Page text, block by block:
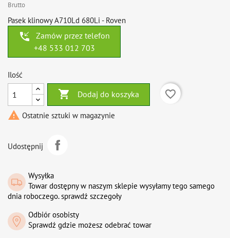
Brutto
Pasek klinowy A710Ld 680Li - Roven
phone_callback
Zamów przez telefon
+48 533 012 703
Ilość
 Dodaj do koszyka
favorite_border
 Ostatnie sztuki w magazynie
Udostępnij
Wysyłka
Towar dostępny w naszym sklepie wysyłamy tego samego
dnia roboczego. sprawdź szczegoły
Odbiór osobisty
Sprawdź gdzie możesz odebrać towar